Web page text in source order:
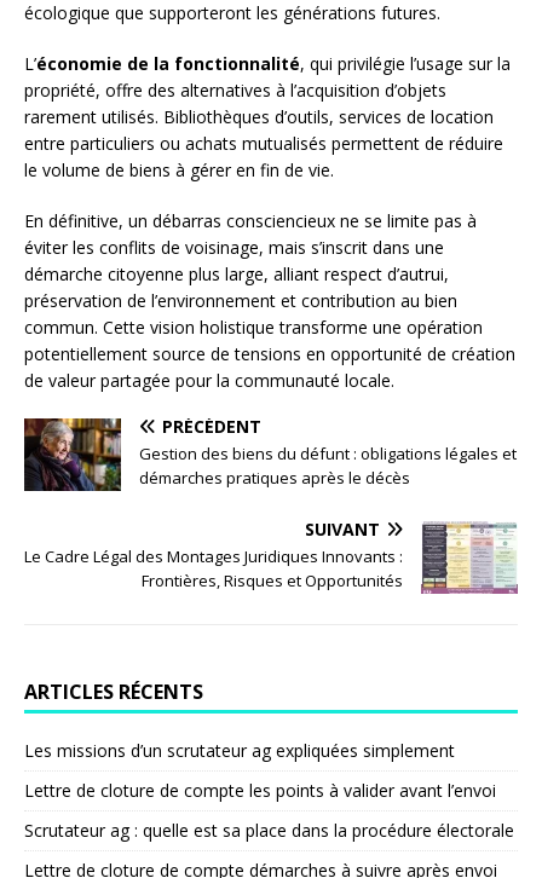
écologique que supporteront les générations futures.
L’économie de la fonctionnalité, qui privilégie l’usage sur la
propriété, offre des alternatives à l’acquisition d’objets
rarement utilisés. Bibliothèques d’outils, services de location
entre particuliers ou achats mutualisés permettent de réduire
le volume de biens à gérer en fin de vie.
En définitive, un débarras consciencieux ne se limite pas à
éviter les conflits de voisinage, mais s’inscrit dans une
démarche citoyenne plus large, alliant respect d’autrui,
préservation de l’environnement et contribution au bien
commun. Cette vision holistique transforme une opération
potentiellement source de tensions en opportunité de création
de valeur partagée pour la communauté locale.
PRÉCÉDENT
Gestion des biens du défunt : obligations légales et
démarches pratiques après le décès
SUIVANT
Le Cadre Légal des Montages Juridiques Innovants :
Frontières, Risques et Opportunités
ARTICLES RÉCENTS
Les missions d’un scrutateur ag expliquées simplement
Lettre de cloture de compte les points à valider avant l’envoi
Scrutateur ag : quelle est sa place dans la procédure électorale
Lettre de cloture de compte démarches à suivre après envoi